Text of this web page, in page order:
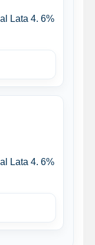
Lata 4. 6%
Lata 4. 6%